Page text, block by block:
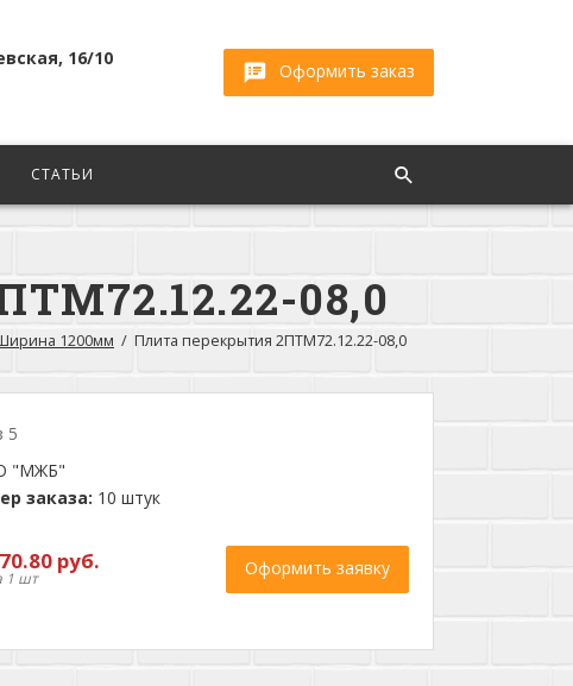
16/10
Оформить заказ
СТАТЬИ
08,0
1200мм Плита перекрытия 2ПТМ72.12.22-08,0
5
"МЖБ"
заказа: 10 штук
руб.
1 шт Оформить заявку